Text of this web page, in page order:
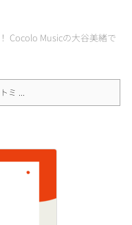
Cocolo Musicの大谷美緒で
ミ ...